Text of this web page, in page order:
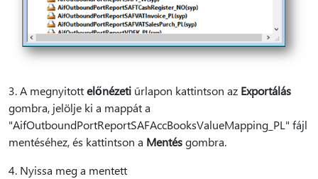
3. A megnyitottelőnézeti űrlapon kattintson az Exportálás
gombra, jelölje ki a mappát a
"AifOutboundPortReportSAFAccBooksValueMapping_PL" fájl
mentéséhez, és kattintson a Mentésgombra.
4. Nyissa meg a mentett